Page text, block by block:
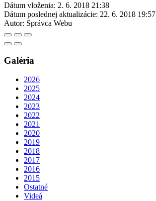
Dátum vloženia: 2. 6. 2018 21:38
Dátum poslednej aktualizácie: 22. 6. 2018 19:57
Autor: Správca Webu
Galéria
2026
2025
2024
2023
2022
2021
2020
2019
2018
2017
2016
2015
Ostatné
Videá